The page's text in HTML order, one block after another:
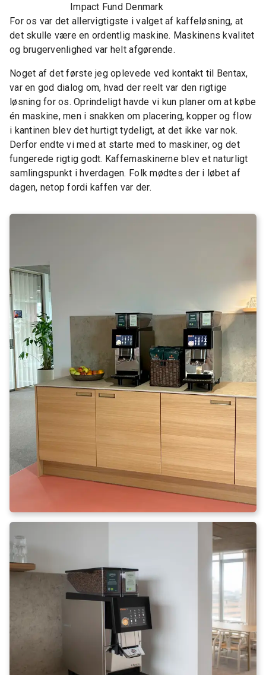
Impact Fund Denmark
For os var det allervigtigste i valget af kaffeløsning, at
det skulle være en ordentlig maskine. Maskinens kvalitet
og brugervenlighed var helt afgørende.
Noget af det første jeg oplevede ved kontakt til Bentax,
var en god dialog om, hvad der reelt var den rigtige
løsning for os. Oprindeligt havde vi kun planer om at købe
én maskine, men i snakken om placering, kopper og flow
i kantinen blev det hurtigt tydeligt, at det ikke var nok.
Derfor endte vi med at starte med to maskiner, og det
fungerede rigtig godt. Kaffemaskinerne blev et naturligt
samlingspunkt i hverdagen. Folk mødtes der i løbet af
dagen, netop fordi kaffen var der.